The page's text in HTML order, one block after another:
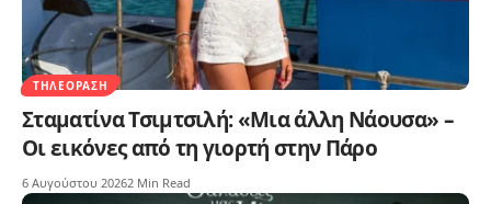
ΤΗΛΕΌΡΑΣΗ
Σταματίνα Τσιμτσιλή: «Μια άλλη Νάουσα» –
Οι εικόνες από τη γιορτή στην Πάρο
6 Αυγούστου 20262 Min Read